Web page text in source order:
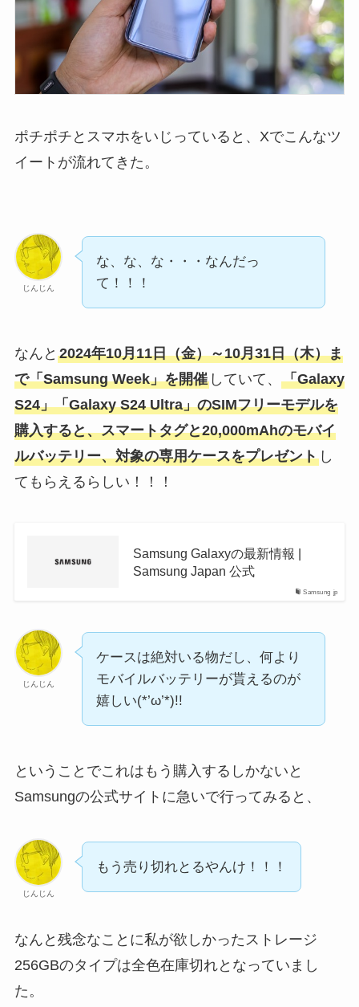
ポチポチとスマホをいじっていると、Xでこんなツ
イートが流れてきた。
じんじん
な、な、な・・・なんだっ
て！！！
なんと 2024年10月11日（金）～10月31日（木）ま
で「Samsung Week」を開催していて、 「Galaxy
S24」「Galaxy S24 Ultra」のSIMフリーモデルを
購入すると、スマートタグと20,000mAhのモバイ
ルバッテリー、対象の専用ケースをプレゼントし
てもらえるらしい！！！
Samsung jp
Samsung Galaxyの最新情報 |
Samsung Japan 公式
じんじん
ケースは絶対いる物だし、何より
モバイルバッテリーが貰えるのが
嬉しい(*’ω’*)!!
ということでこれはもう購入するしかないと
Samsungの公式サイトに急いで行ってみると、
じんじん
もう売り切れとるやんけ！！！
なんと残念なことに私が欲しかったストレージ
256GBのタイプは全色在庫切れとなっていまし
た。